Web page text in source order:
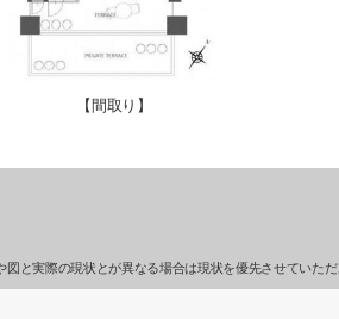
【間取り】
図と実際の現状とが異なる場合は現状を優先させていただ